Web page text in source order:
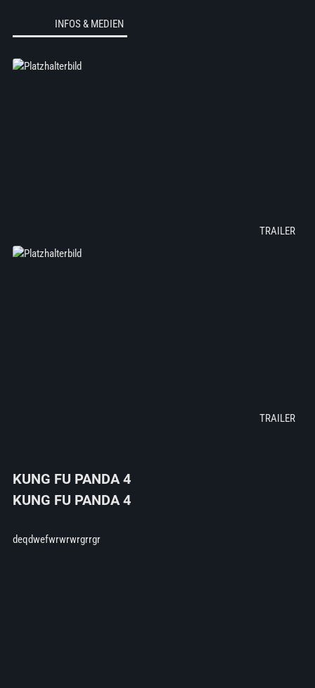
INFOS & MEDIEN
KUNG FU PANDA 4
KUNG FU PANDA 4
deqdwefwrwrwrgrrgr